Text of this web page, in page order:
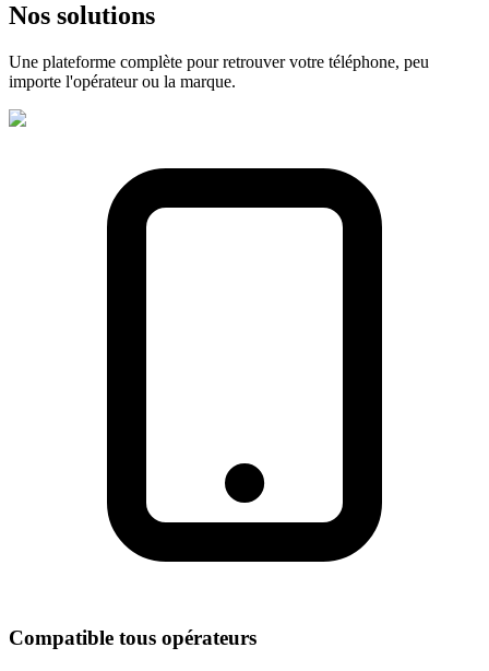
Nos solutions
Une plateforme complète pour retrouver votre téléphone, peu
importe l'opérateur ou la marque.
Compatible tous opérateurs